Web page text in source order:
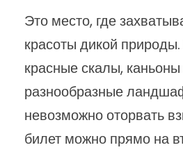
Это место, где
красоты дикой
красные скалы, каньоны
разнообразные
невозможно оторвать
билет можно прямо на